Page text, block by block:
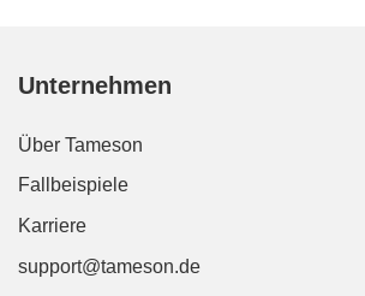
Unternehmen
Über Tameson
Fallbeispiele
Karriere
support@tameson.de